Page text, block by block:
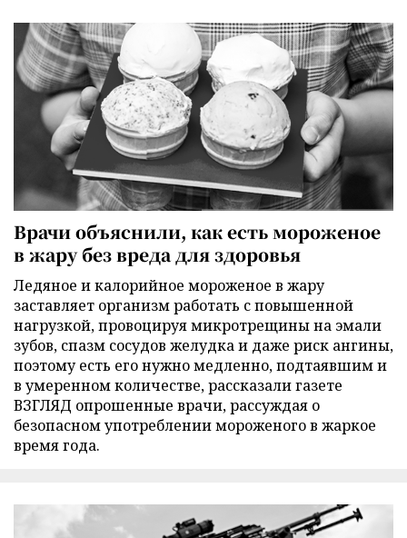
Врачи объяснили, как есть мороженое
в жару без вреда для здоровья
Ледяное и калорийное мороженое в жару
заставляет организм работать с повышенной
нагрузкой, провоцируя микротрещины на эмали
зубов, спазм сосудов желудка и даже риск ангины,
поэтому есть его нужно медленно, подтаявшим и
в умеренном количестве, рассказали газете
ВЗГЛЯД опрошенные врачи, рассуждая о
безопасном употреблении мороженого в жаркое
время года.